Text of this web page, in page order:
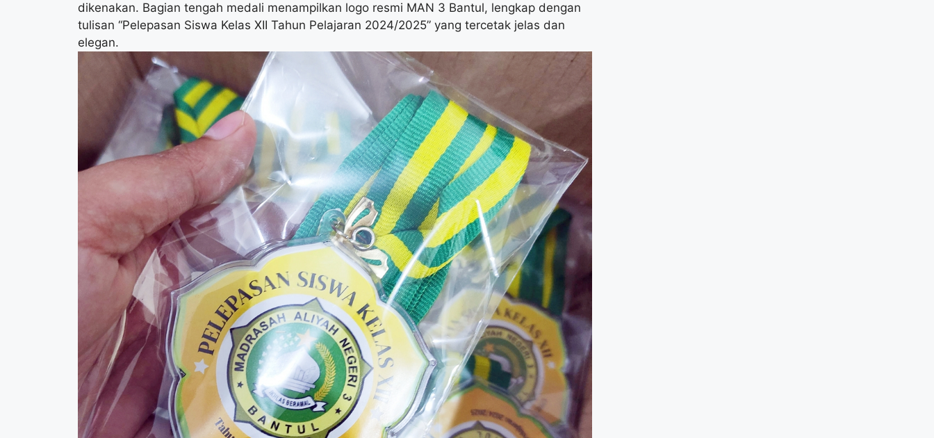
dikenakan. Bagian tengah medali menampilkan logo resmi MAN 3 Bantul, lengkap dengan
tulisan “Pelepasan Siswa Kelas XII Tahun Pelajaran 2024/2025” yang tercetak jelas dan
elegan.